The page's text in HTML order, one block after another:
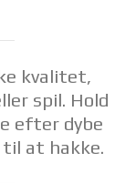
kvalitet,
spil. Hold
efter dybe
at hakke.